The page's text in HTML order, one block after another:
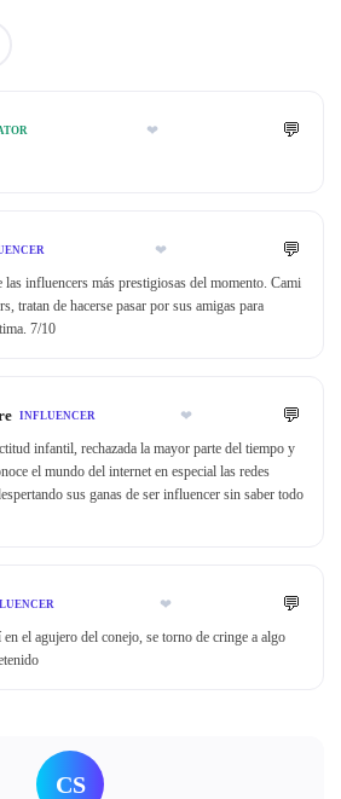
❤ 💬
❤ 💬
las influencers más prestigiosas del momento. Cami
tratan de hacerse pasar por sus amigas para
7/10
INFLUENCER ❤ 💬
infantil, rechazada la mayor parte del tiempo y
el mundo del internet en especial las redes
sus ganas de ser influencer sin saber todo
❤ 💬
el agujero del conejo, se torno de cringe a algo
CS